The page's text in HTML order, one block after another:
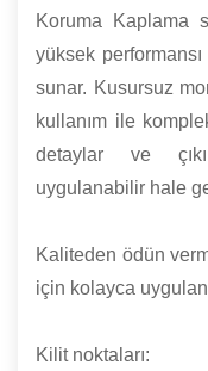
Koruma Kaplama
yüksek
sunar. Kusursuz
kullanım ile
detaylar ve
uygulanabilir hale
Kaliteden ödün
için kolayca
Kilit noktaları: